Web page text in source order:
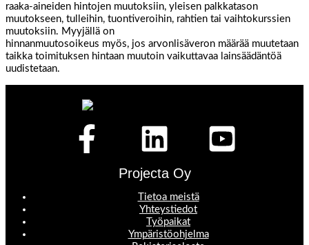
raaka-aineiden hintojen muutoksiin, yleisen palkkatason
muutokseen, tulleihin, tuontiveroihin, rahtien tai vaihtokurssien
muutoksiin. Myyjällä on
hinnanmuutosoikeus myös, jos arvonlisäveron määrää muutetaan
taikka toimituksen hintaan muutoin vaikuttavaa lainsäädäntöä
uudistetaan.
Projecta Oy
Tietoa meistä
Yhteystiedot
Työpaikat
Ympäristöohjelma